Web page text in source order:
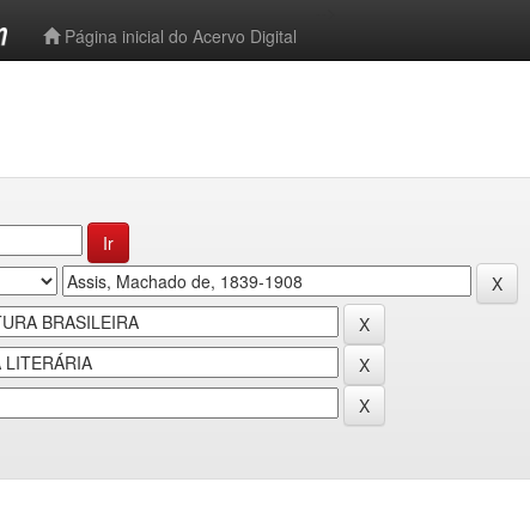
Página inicial do Acervo Digital